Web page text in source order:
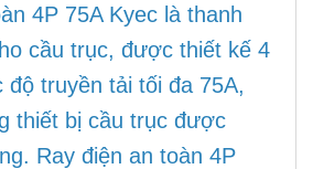
4P 75A Kyec là thanh
cầu trục, được thiết kế 4
độ truyền tải tối đa 75A,
thiết bị cầu trục được
Ray điện an toàn 4P